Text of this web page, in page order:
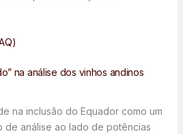
na análise dos vinhos andinos
na inclusão do Equador como um
análise ao lado de potências